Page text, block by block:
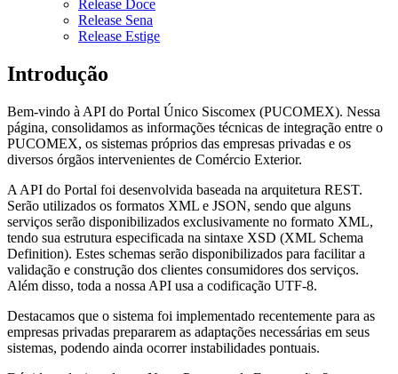
Release Doce
Release Sena
Release Estige
Introdução
Bem-vindo à API do Portal Único Siscomex (PUCOMEX). Nessa
página, consolidamos as informações técnicas de integração entre o
PUCOMEX, os sistemas próprios das empresas privadas e os
diversos órgãos intervenientes de Comércio Exterior.
A API do Portal foi desenvolvida baseada na arquitetura REST.
Serão utilizados os formatos XML e JSON, sendo que alguns
serviços serão disponibilizados exclusivamente no formato XML,
tendo sua estrutura especificada na sintaxe XSD (XML Schema
Definition). Estes schemas serão disponibilizados para facilitar a
validação e construção dos clientes consumidores dos serviços.
Além disso, toda a nossa API usa a codificação UTF-8.
Destacamos que o sistema foi implementado recentemente para as
empresas privadas prepararem as adaptações necessárias em seus
sistemas, podendo ainda ocorrer instabilidades pontuais.